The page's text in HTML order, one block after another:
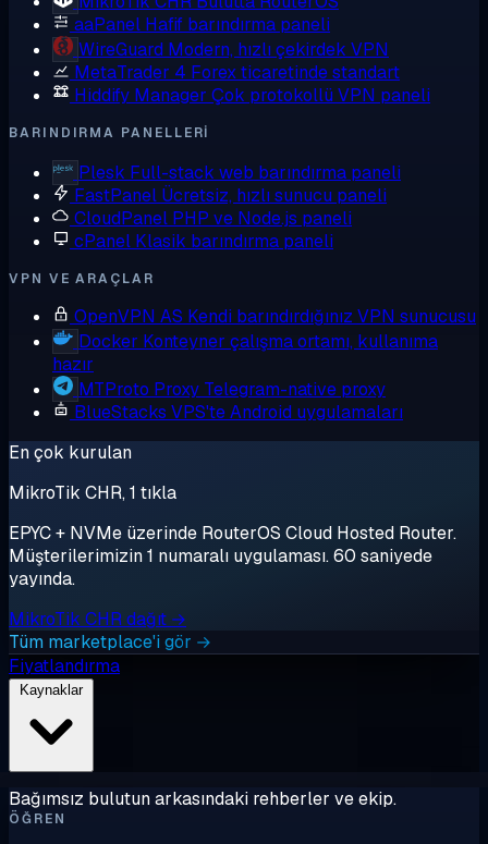
aaPanel Hafif barındırma paneli
WireGuard Modern, hızlı çekirdek VPN
MetaTrader 4 Forex ticaretinde standart
Hiddify Manager Çok protokollü VPN paneli
BARINDIRMA PANELLERI
Plesk Full-stack web barındırma paneli
FastPanel Ücretsiz, hızlı sunucu paneli
CloudPanel PHP ve Node.js paneli
cPanel Klasik barındırma paneli
VPN VE ARAÇLAR
OpenVPN AS Kendi barındırdığınız VPN sunucusu
Docker Konteyner çalışma ortamı, kullanıma
hazır
MTProto Proxy Telegram-native proxy
BlueStacks VPS'te Android uygulamaları
En çok kurulan
MikroTik CHR, 1 tıkla
EPYC + NVMe üzerinde RouterOS Cloud Hosted Router.
Müşterilerimizin 1 numaralı uygulaması. 60 saniyede
yayında.
MikroTik CHR dağıt →
Tüm marketplace'i gör →
Fiyatlandırma
Kaynaklar
Bağımsız bulutun arkasındaki rehberler ve ekip.
ÖĞREN